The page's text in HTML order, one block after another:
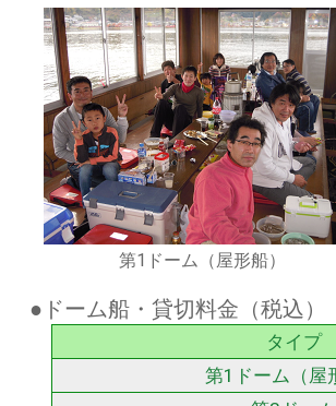
第1ドーム（屋形船）
●ドーム船・貸切料金（税込）
タイプ
第1ドーム（屋